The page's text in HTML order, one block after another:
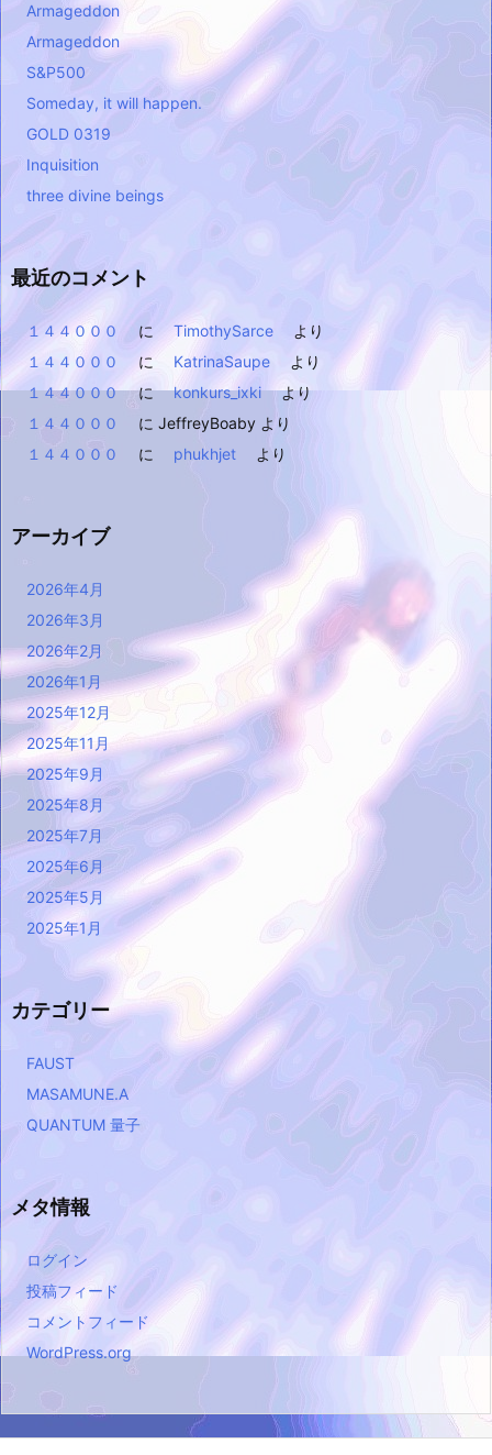
Armageddon
Armageddon
S&P500
Someday, it will happen.
GOLD 0319
Inquisition
three divine beings
最近のコメント
１４４０００ に TimothySarce
より
１４４０００
に KatrinaSaupe
より
１４４０００
に konkurs_ixki
より
１４４０００
に JeffreyBoaby より
１４４０００
に phukhjet より
アーカイブ
2026年4月
2026年3月
2026年2月
2026年1月
2025年12月
2025年11月
2025年9月
2025年8月
2025年7月
2025年6月
2025年5月
2025年1月
カテゴリー
FAUST
MASAMUNE.A
QUANTUM 量子
メタ情報
ログイン
投稿フィード
コメントフィード
WordPress.org